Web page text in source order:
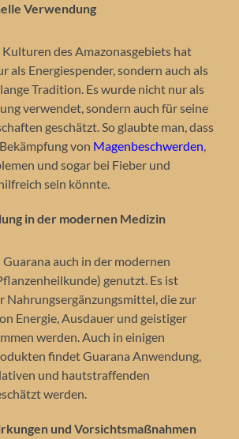
Verwendung
des Amazonasgebiets hat
als Energiespender, sondern auch als
Tradition. Es wurde nicht nur als
verwendet, sondern auch für seine
geschätzt. So glaubte man, dass
von Magenbeschwerden,
und sogar bei Fieber und
sein könnte.
in der modernen Medizin
auch in der modernen
genutzt. Es ist
Nahrungsergänzungsmittel, die zur
Energie, Ausdauer und geistiger
werden. Auch in einigen
findet Guarana Anwendung,
und hautstraffenden
werden.
und Vorsichtsmaßnahmen